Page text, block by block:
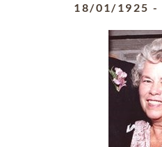
18/01/1925 -